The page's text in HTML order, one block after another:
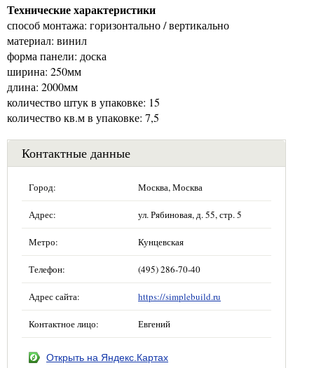
Технические характеристики
способ монтажа: горизонтально / вертикально
материал: винил
форма панели: доска
ширина: 250мм
длина: 2000мм
количество штук в упаковке: 15
количество кв.м в упаковке: 7,5
Контактные данные
Город: Москва, Москва
Адрес: ул. Рябиновая, д. 55, стр. 5
Метро: Кунцевская
Телефон: (495) 286-70-40
Адрес сайта: https://simplebuild.ru
Контактное лицо: Евгений
Открыть на Яндекс.Картах